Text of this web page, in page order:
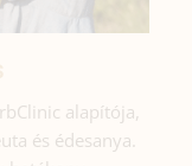
alapítója,
és édesanya.